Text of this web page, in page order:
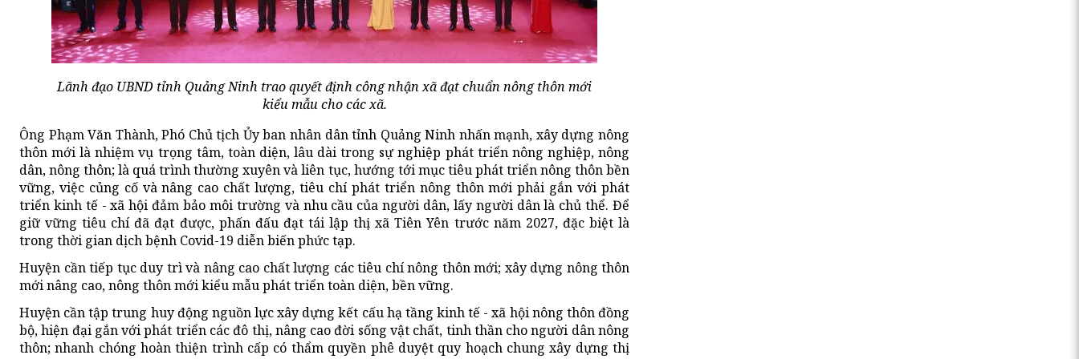
Lãnh đạo UBND tỉnh Quảng Ninh trao quyết định công nhận xã đạt chuẩn nông thôn mới
kiểu mẫu cho các xã.
Ông Phạm Văn Thành, Phó Chủ tịch Ủy ban nhân dân tỉnh Quảng Ninh nhấn mạnh, xây dựng nông
thôn mới là nhiệm vụ trọng tâm, toàn diện, lâu dài trong sự nghiệp phát triển nông nghiệp, nông
dân, nông thôn; là quá trình thường xuyên và liên tục, hướng tới mục tiêu phát triển nông thôn bền
vững, việc củng cố và nâng cao chất lượng, tiêu chí phát triển nông thôn mới phải gắn với phát
triển kinh tế - xã hội đảm bảo môi trường và nhu cầu của người dân, lấy người dân là chủ thể. Để
giữ vững tiêu chí đã đạt được, phấn đấu đạt tái lập thị xã Tiên Yên trước năm 2027, đặc biệt là
trong thời gian dịch bệnh Covid-19 diễn biến phức tạp.
Huyện cần tiếp tục duy trì và nâng cao chất lượng các tiêu chí nông thôn mới; xây dựng nông thôn
mới nâng cao, nông thôn mới kiểu mẫu phát triển toàn diện, bền vững.
Huyện cần tập trung huy động nguồn lực xây dựng kết cấu hạ tầng kinh tế - xã hội nông thôn đồng
bộ, hiện đại gắn với phát triển các đô thị, nâng cao đời sống vật chất, tinh thần cho người dân nông
thôn; nhanh chóng hoàn thiện trình cấp có thẩm quyền phê duyệt quy hoạch chung xây dựng thị